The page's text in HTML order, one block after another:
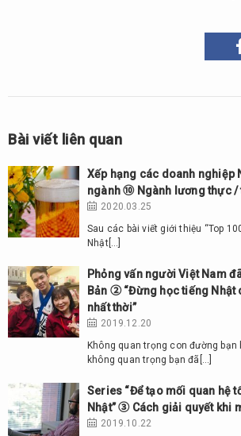
Bài viết liên quan
Xếp hạng các doanh nghiệp
ngành ⑩ Ngành lương thực /
2020.03.25
Sau các bài viết giới thiệu “Top
Nhật[…]
Phỏng vấn người Việt Nam
Bản ② “Đừng học tiếng Nhật
nhất thời”
2019.12.20
Không quan trọng con đường bạn
không quan trọng bạn đã[…]
Series “Để tạo mối quan hệ
Nhật” ③ Cách giải quyết khi
2019.10.22